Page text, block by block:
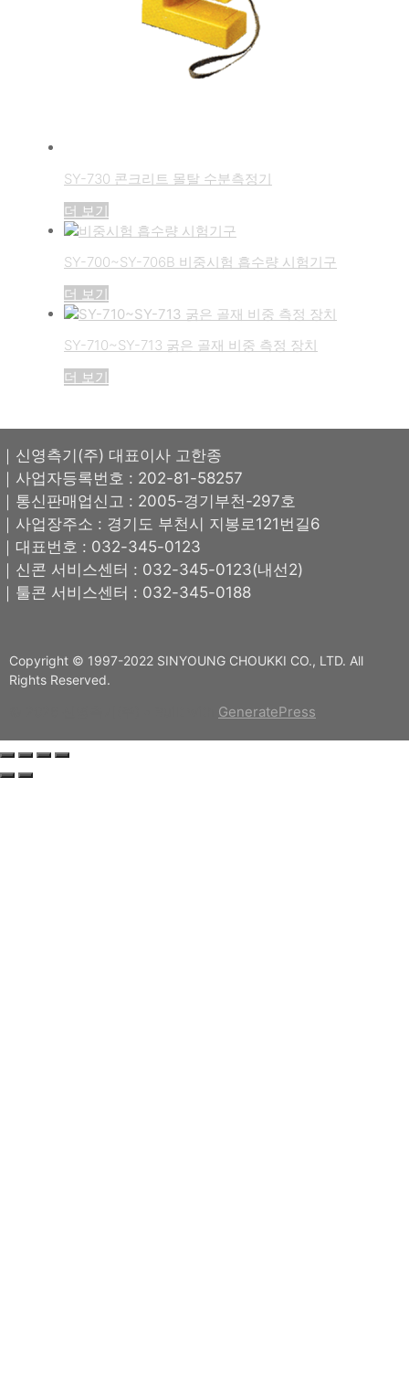
SY-730 콘크리트 몰탈 수분측정기
더 보기
SY-700~SY-706B 비중시험 흡수량 시험기구
더 보기
SY-710~SY-713 굵은 골재 비중 측정 장치
더 보기
｜신영측기(주) 대표이사 고한종
｜사업자등록번호 : 202-81-58257
｜통신판매업신고 : 2005-경기부천-297호
｜사업장주소 : 경기도 부천시 지봉로121번길6
｜대표번호 : 032-345-0123
｜신콘 서비스센터 : 032-345-0123(내선2)
｜툴콘 서비스센터 : 032-345-0188
Copyright © 1997-2022 SINYOUNG CHOUKKI CO., LTD. All
Rights Reserved.
GeneratePress